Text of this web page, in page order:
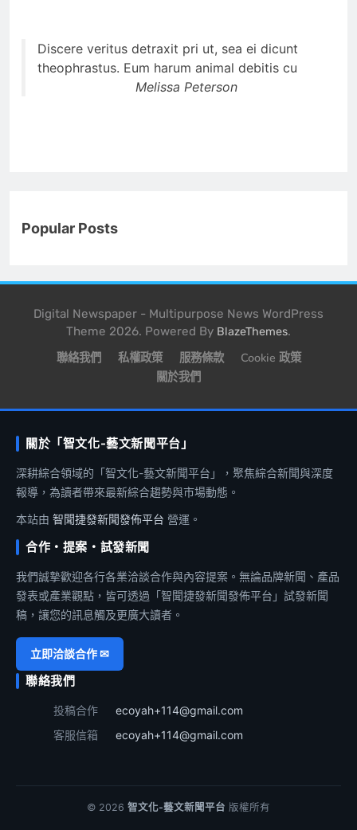
Discere veritus detraxit pri ut, sea ei dicunt
theophrastus. Eum harum animal debitis cu
Melissa Peterson
Popular Posts
Digital Newspaper - Multipurpose News WordPress
Theme 2026. Powered By BlazeThemes.
聯絡我們 私權政策 服務條款
Cookie 政策
關於我們
關於「智文化-藝文新聞平台」
深耕綜合領域的「智文化-藝文新聞平台」，聚焦綜合新聞與深度
報導，為讀者帶來最新綜合趨勢與市場動態。
本站由 智聞捷發新聞發佈平台 營運。
合作・提案・試發新聞
我們誠摯歡迎各行各業洽談合作與內容提案。無論品牌新聞、產品
發表或產業觀點，皆可透過「智聞捷發新聞發佈平台」試發新聞
稿，讓您的訊息觸及更廣大讀者。
立即洽談合作 ✉
聯絡我們
投稿合作
ecoyah+114@gmail.com
客服信箱
ecoyah+114@gmail.com
© 2026 智文化-藝文新聞平台 版權所有